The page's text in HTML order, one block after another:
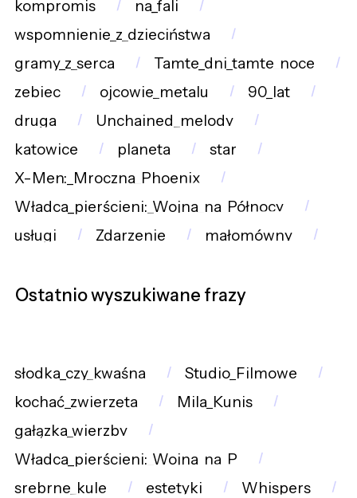
kompromis
na_fali
wspomnienie_z_dzieciństwa
gramy_z_serca
Tamte_dni_tamte_noce
zebiec
ojcowie_metalu
90_lat
druga
Unchained_melody
katowice
planeta
star
X-Men:_Mroczna_Phoenix
Władca_pierścieni:_Wojna_na_Północy
usługi
Zdarzenie małomówny
Ostatnio wyszukiwane frazy
słodka_czy_kwaśna
Studio_Filmowe
kochać_zwierzęta
Mila_Kunis
gałązka_wierzby
Władca_pierścieni:_Wojna_na_P
srebrne_kule
estetyki
Whispers